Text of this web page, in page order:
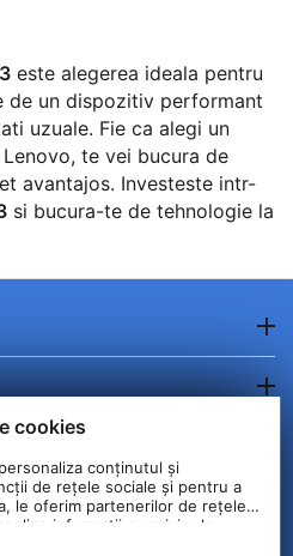
este alegerea ideala pentru
de un dispozitiv performant
uzuale. Fie ca alegi un
Lenovo, te vei bucura de
avantajos. Investeste intr-
si bucura-te de tehnologie la
cookies
conținutul și
de rețele sociale și pentru a
le oferim partenerilor de rețele
informații cu privire la
Aceștia le pot combina cu